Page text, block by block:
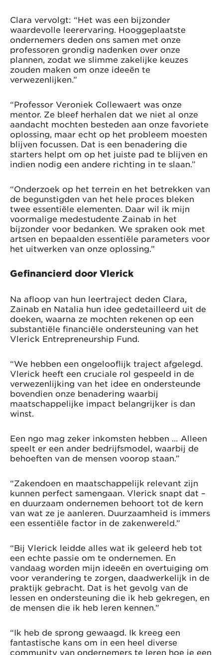
Clara vervolgt: “Het was een bijzonder
waardevolle leerervaring. Hooggeplaatste
ondernemers deden ons samen met onze
professoren grondig nadenken over onze
plannen, zodat we slimme zakelijke keuzes
zouden maken om onze ideeën te
verwezenlijken.”
“Professor Veroniek Collewaert was onze
mentor. Ze bleef herhalen dat we niet al onze
aandacht mochten besteden aan onze favoriete
oplossing, maar echt op het probleem moesten
blijven focussen. Dat is een benadering die
starters helpt om op het juiste pad te blijven en
indien nodig een andere richting in te slaan.”
“Onderzoek op het terrein en het betrekken van
de begunstigden van het hele proces bleken
twee essentiële elementen. Daar wil ik mijn
voormalige medestudente Zainab in het
bijzonder voor bedanken. We spraken ook met
artsen en bepaalden essentiële parameters voor
het uitwerken van onze oplossing.”
Gefinancierd door Vlerick
Na afloop van hun leertraject deden Clara,
Zainab en Natalia hun idee gedetailleerd uit de
doeken, waarna ze mochten rekenen op een
substantiële financiële ondersteuning van het
Vlerick Entrepreneurship Fund.
“We hebben een ongelooflijk traject afgelegd.
Vlerick heeft een cruciale rol gespeeld in de
verwezenlijking van het idee en ondersteunde
bovendien onze benadering waarbij
maatschappelijke impact belangrijker is dan
winst.
Een ngo mag zeker inkomsten hebben … Alleen
speelt er een ander bedrijfsmodel, waarbij de
behoeften van de mensen voorop staan.”
“Zakendoen en maatschappelijk relevant zijn
kunnen perfect samengaan. Vlerick snapt dat –
en duurzaam ondernemen behoort tot de kern
van wat ze je aanleren. Duurzaamheid is immers
een essentiële factor in de zakenwereld.”
“Bij Vlerick leidde alles wat ik geleerd heb tot
een echte passie om te ondernemen. En
vandaag worden mijn ideeën en overtuiging om
voor verandering te zorgen, daadwerkelijk in de
praktijk gebracht. Dat is het gevolg van de
lessen en ondersteuning die ik heb gekregen, en
de mensen die ik heb leren kennen.”
“Ik heb de sprong gewaagd. Ik kreeg een
fantastische kans om in een heel diverse
community van ondernemers te leren hoe je een